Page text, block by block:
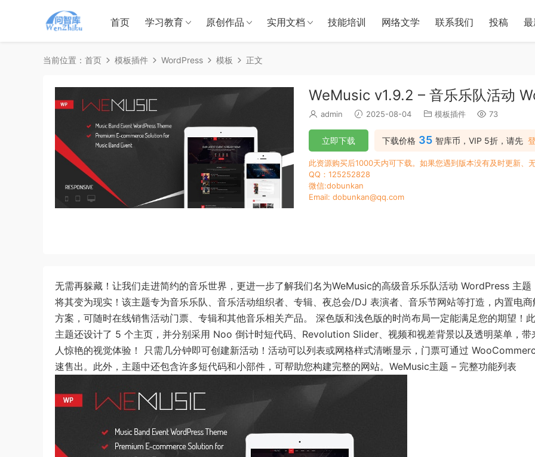
首页 学习教育 原创作品 实用文档 技能培训 网络文学 联系我们 投稿
当前位置： 首页 模板插件 WordPress 模板 正文
WeMusic v1.9.2 – 音乐乐队活动
admin 2025-08-04 模板插件 73
下载价格 35 智库币，VIP 5折，请先
立即下载
此资源购买后1000天内可下载。如果您遇到版本没有及时更新、
QQ：125252828
微信:dobunkan
Email: dobunkan@qq.com
无需再躲藏！让我们走进简约的音乐世界，更进一步了解我们名为WeMusic的高级音乐乐队活动 WordPress 主题
将其变为现实！该主题专为音乐乐队、音乐活动组织者、专辑、夜总会/DJ 表演者、音乐节网站等打造，内置电商
方案，可随时在线销售活动门票、专辑和其他音乐相关产品。 深色版和浅色版的时尚布局一定能满足您的期望！此
主题还设计了 5 个主页，并分别采用 Noo 倒计时短代码、Revolution Slider、视频和视差背景以及透明菜单，带
人惊艳的视觉体验！ 只需几分钟即可创建新活动！活动可以列表或网格样式清晰显示，门票可通过
速售出。此外，主题中还包含许多短代码和小部件，可帮助您构建完整的网站。WeMusic主题 – 完整功能列表